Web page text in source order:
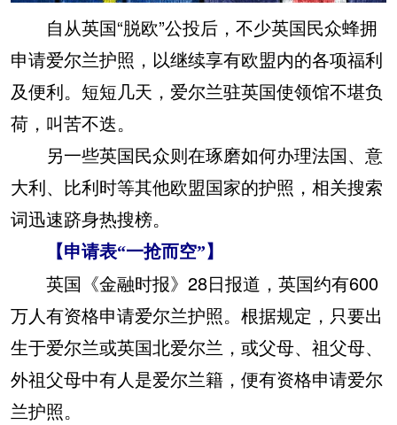
自从英国“脱欧”公投后，不少英国民众蜂拥
申请爱尔兰护照，以继续享有欧盟内的各项福利
及便利。短短几天，爱尔兰驻英国使领馆不堪负
荷，叫苦不迭。
另一些英国民众则在琢磨如何办理法国、意
大利、比利时等其他欧盟国家的护照，相关搜索
词迅速跻身热搜榜。
【申请表“一抢而空”】
英国《金融时报》28日报道，英国约有600
万人有资格申请爱尔兰护照。根据规定，只要出
生于爱尔兰或英国北爱尔兰，或父母、祖父母、
外祖父母中有人是爱尔兰籍，便有资格申请爱尔
兰护照。